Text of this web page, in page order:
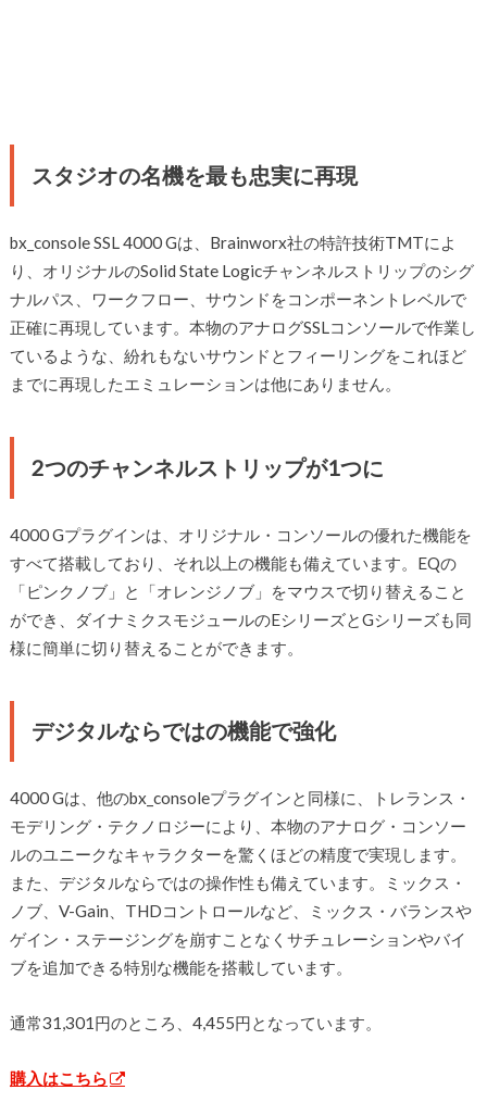
スタジオの名機を最も忠実に再現
bx_console SSL 4000 Gは、Brainworx社の特許技術TMTによ
り、オリジナルのSolid State Logicチャンネルストリップのシグ
ナルパス、ワークフロー、サウンドをコンポーネントレベルで
正確に再現しています。本物のアナログSSLコンソールで作業し
ているような、紛れもないサウンドとフィーリングをこれほど
までに再現したエミュレーションは他にありません。
2つのチャンネルストリップが1つに
4000 Gプラグインは、オリジナル・コンソールの優れた機能を
すべて搭載しており、それ以上の機能も備えています。EQの
「ピンクノブ」と「オレンジノブ」をマウスで切り替えること
ができ、ダイナミクスモジュールのEシリーズとGシリーズも同
様に簡単に切り替えることができます。
デジタルならではの機能で強化
4000 Gは、他のbx_consoleプラグインと同様に、トレランス・
モデリング・テクノロジーにより、本物のアナログ・コンソー
ルのユニークなキャラクターを驚くほどの精度で実現します。
また、デジタルならではの操作性も備えています。ミックス・
ノブ、V-Gain、THDコントロールなど、ミックス・バランスや
ゲイン・ステージングを崩すことなくサチュレーションやバイ
ブを追加できる特別な機能を搭載しています。
通常31,301円のところ、4,455円となっています。
購入はこちら